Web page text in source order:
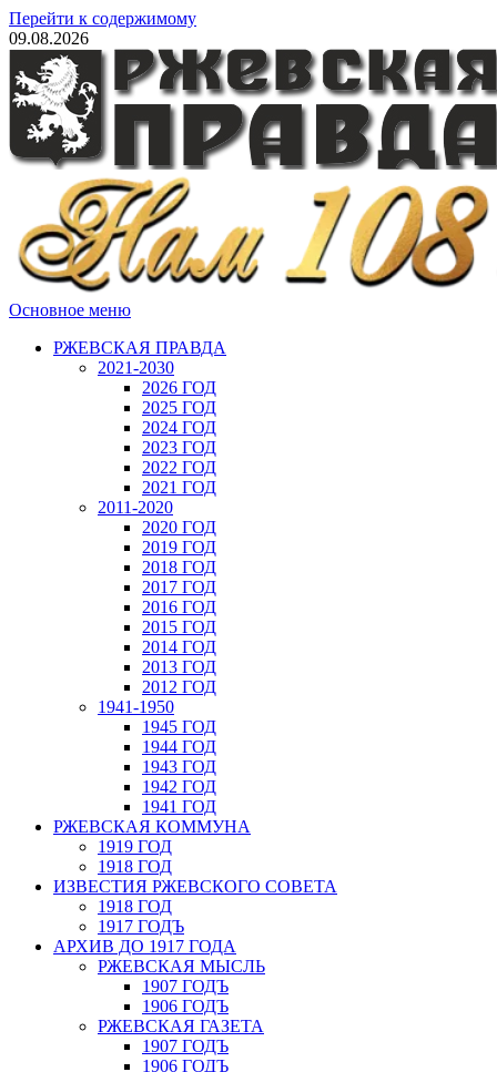
Перейти к содержимому
09.08.2026
Основное меню
РЖЕВСКАЯ ПРАВДА
2021-2030
2026 ГОД
2025 ГОД
2024 ГОД
2023 ГОД
2022 ГОД
2021 ГОД
2011-2020
2020 ГОД
2019 ГОД
2018 ГОД
2017 ГОД
2016 ГОД
2015 ГОД
2014 ГОД
2013 ГОД
2012 ГОД
1941-1950
1945 ГОД
1944 ГОД
1943 ГОД
1942 ГОД
1941 ГОД
РЖЕВСКАЯ КОММУНА
1919 ГОД
1918 ГОД
ИЗВЕСТИЯ РЖЕВСКОГО СОВЕТА
1918 ГОД
1917 ГОДЪ
АРХИВ ДО 1917 ГОДА
РЖЕВСКАЯ МЫСЛЬ
1907 ГОДЪ
1906 ГОДЪ
РЖЕВСКАЯ ГАЗЕТА
1907 ГОДЪ
1906 ГОДЪ